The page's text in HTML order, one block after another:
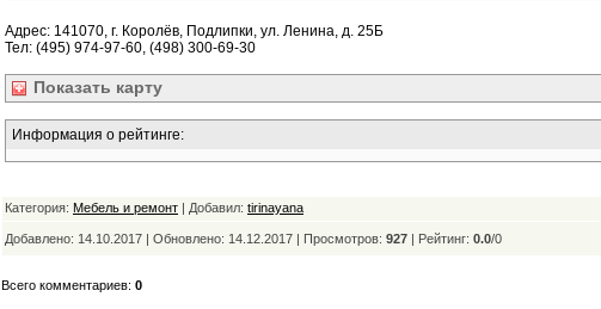
Адрес: 141070, г. Королёв, Подлипки, ул. Ленина, д. 25Б
Тел: (495) 974-97-60, (498) 300-69-30
Показать карту
Информация о рейтинге:
Категория: Мебель и ремонт | Добавил: tirinayana
Добавлено: 14.10.2017 | Обновлено: 14.12.2017 | Просмотров: 927 | Рейтинг: 0.0/0
Всего комментариев: 0